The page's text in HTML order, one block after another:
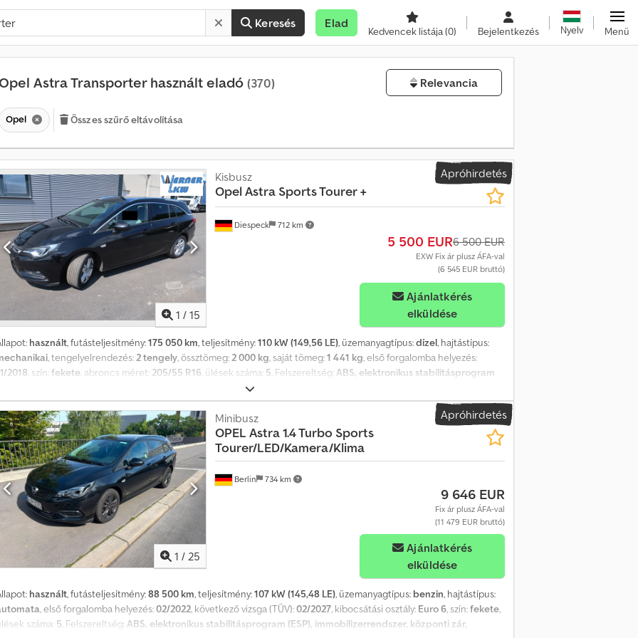
Keresés Elad
Kedvencek listája(0) Bejelentkezés Nyelv Menü
Astra Transporter használt eladó (370) Relevancia
Opel Összes szűrő eltávolítása
Apróhirdetés
1 / 15
Diespeck 712 km
Kisbusz
OpelAstra Sports Tourer +
5 500 EUR6 500 EUR
EXW Fix ár plusz ÁFA-val
(6 545 EUR bruttó)
Ajánlatkérés
elküldése
használt, futásteljesítmény:175 050 km, teljesítmény:110 kW (149,56 LE), üzemanyagtípus:dízel, hajtástípus:
, tengelyelrendezés:2 tengely, össztömeg:2 000 kg, saját tömeg:1 441 kg, első forgalomba helyezés:
2018, szín:fekete, abroncs méret: 205/55 R16, ülések száma: 5, Felszereltség: ABS, elektronikus stabilitásprogram
ködlámpák, központi zár, légkondicionálás, légzsák, navigációs rendszer, tempomat
Multifunkciós kormánykerék Fedélzeti számítógép Szervokormány Elektromos ablakemelők Beépített
Ülésfűtés Belső részben bőr kárpitozás Crjdpfxsq Tth Ee Afdof Beltér színe: fekete Parkolóradar elöl/hátul
indításgátló Start-stop automatika Első-oldalsó légzsákok Jobb oldalon sérülés (karcolás) Fűthető
Levehető vonóhorog Hasznos teher: 559 kg A tévedés joga fenntartva
Apróhirdetés
1 / 25
Berlin 734 km
Minibusz
OPEL Astra 1.4 Turbo Sports
Tourer/LED/Kamera/Klima
9 646 EUR
Fix ár plusz ÁFA-val
(11 479 EUR bruttó)
Ajánlatkérés
elküldése
használt, futásteljesítmény:88 500 km, teljesítmény:107 kW (145,48 LE), üzemanyagtípus: benzin, hajtástípus:
, első forgalomba helyezés:02/2022, következő vizsga (TÜV):02/2027, kibocsátási osztály: Euro 6, szín:fekete,
száma: 5, Felszereltség: ABS, elektronikus stabilitásprogram (ESP), immobilizerrendszer, központi zár,